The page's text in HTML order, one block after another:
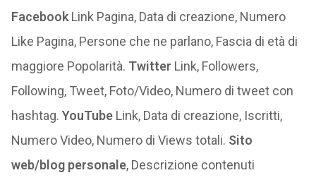
Facebook Link Pagina, Data di creazione, Numero
Like Pagina, Persone che ne parlano, Fascia di età di
maggiore Popolarità. Twitter Link, Followers,
Following, Tweet, Foto/Video, Numero di tweet con
hashtag. YouTubeLink, Data di creazione, Iscritti,
Numero Video, Numero di Views totali. Sito
web/blog personale, Descrizione contenuti